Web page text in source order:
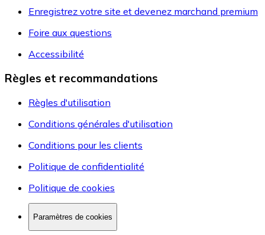
Enregistrez votre site et devenez marchand premium
Foire aux questions
Accessibilité
Règles et recommandations
Règles d'utilisation
Conditions générales d'utilisation
Conditions pour les clients
Politique de confidentialité
Politique de cookies
Paramètres de cookies